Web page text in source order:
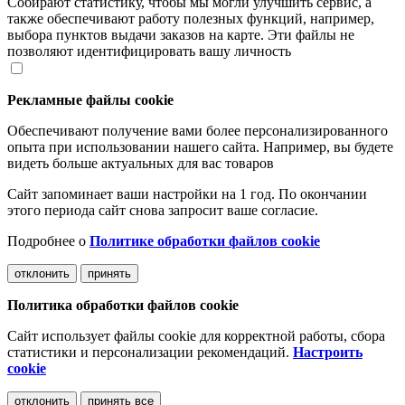
также обеспечивают работу полезных функций, например,
выбора пунктов выдачи заказов на карте. Эти файлы не
позволяют идентифицировать вашу личность
Рекламные файлы cookie
Обеспечивают получение вами более персонализированного
опыта при использовании нашего сайта. Например, вы будете
видеть больше актуальных для вас товаров
Сайт запоминает ваши настройки на 1 год. По окончании
этого периода сайт снова запросит ваше согласие.
Подробнее о Политике обработки файлов cookie
отклонить принять
Политика обработки файлов cookie
Сайт использует файлы cookie для корректной работы, сбора
статистики и персонализации рекомендаций. Настроить
cookie
отклонить принять все